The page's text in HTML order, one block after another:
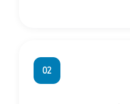
02